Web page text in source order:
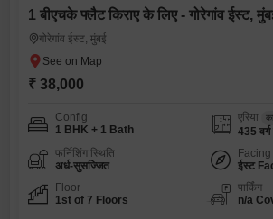
1 बीएचके फ्लैट किराए के लिए - गोरेगांव ईस्ट,
गोरेगांव ईस्ट, मुंबई
₹ 38,000
Config
1 BHK + 1 Bath
एरिया
435
फर्निशिंग स्थिति
अर्ध-सुसज्जित
Facing
ईस्ट
Floor
1st of 7 Floors
पार्किंग
n/a